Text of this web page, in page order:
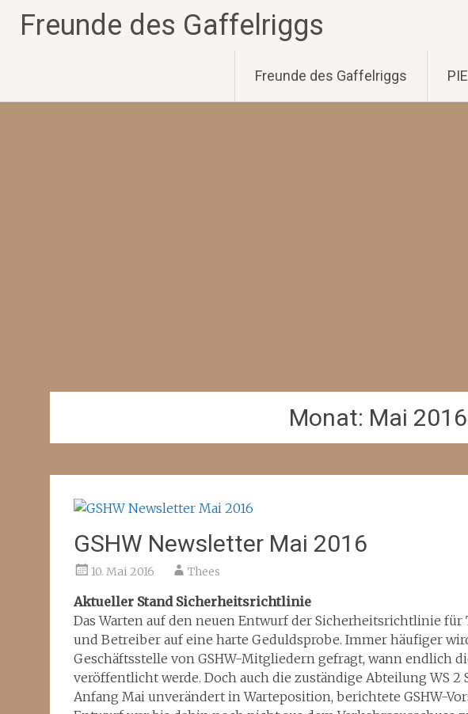
InhaltFreunde des Gaffelriggs
Freunde des Gaffelriggs
Monat: Mai 2016
GSHW Newsletter Mai 2016
10. Mai 2016 Thees
Aktueller Stand Sicherheitsrichtlinie
Das Warten auf den neuen Entwurf der Sicherheitsrichtlinie
und Betreiber auf eine harte Geduldsprobe. Immer häufiger
Geschäftsstelle von GSHW-Mitgliedern gefragt, wann endlich
veröffentlicht werde. Doch auch die zuständige Abteilung WS
Anfang Mai unverändert in Warteposition, berichtete GSHW-